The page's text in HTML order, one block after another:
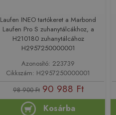
Laufen INEO tartókeret a Marbond
Laufen Pro S zuhanytálcákhoz, a
H210180 zuhanytálcához
H2957250000001
Azonosító: 223739
Cikkszám: H2957250000001
98 900 Ft 90 988 Ft
Kosárba